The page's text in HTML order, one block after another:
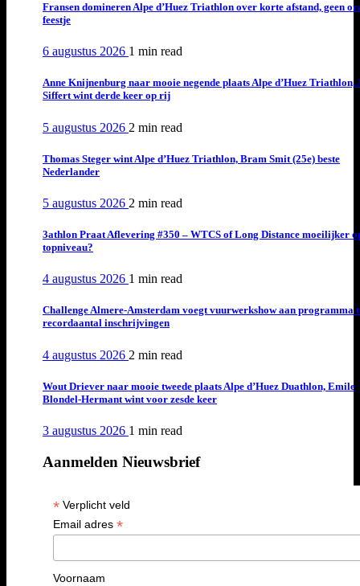
Fransen domineren Alpe d’Huez Triathlon over korte afstand, geen
feestje
6 augustus 2026 1 min read
Anne Knijnenburg naar mooie negende plaats Alpe d’Huez Triathlon,
Siffert wint derde keer op rij
5 augustus 2026 2 min read
Thomas Steger wint Alpe d’Huez Triathlon, Bram Smit (25e) beste
Nederlander
5 augustus 2026 2 min read
3athlon Praat Aflevering #350 – WTCS of Long Distance moeilijker
topniveau?
4 augustus 2026 1 min read
Challenge Almere-Amsterdam voegt vuurwerkshow aan programma
recordaantal inschrijvingen
4 augustus 2026 2 min read
Wout Driever naar mooie tweede plaats Alpe d’Huez Duathlon, Emile
Blondel-Hermant wint voor zesde keer
3 augustus 2026 1 min read
Aanmelden Nieuwsbrief
*Verplicht veld
Email adres *
Voornaam